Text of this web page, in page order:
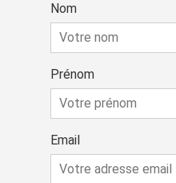
Nom
Prénom
Email